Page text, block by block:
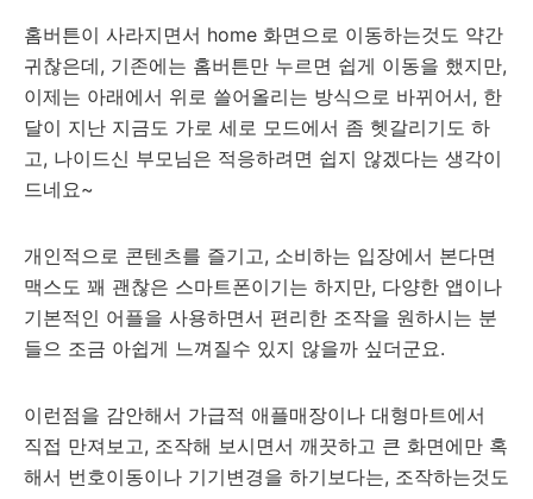
홈버튼이 사라지면서 home 화면으로 이동하는것도 약간
귀찮은데, 기존에는 홈버튼만 누르면 쉽게 이동을 했지만,
이제는 아래에서 위로 쓸어올리는 방식으로 바뀌어서, 한
달이 지난 지금도 가로 세로 모드에서 좀 헷갈리기도 하
고, 나이드신 부모님은 적응하려면 쉽지 않겠다는 생각이
드네요~
개인적으로 콘텐츠를 즐기고, 소비하는 입장에서 본다면
맥스도 꽤 괜찮은 스마트폰이기는 하지만, 다양한 앱이나
기본적인 어플을 사용하면서 편리한 조작을 원하시는 분
들으 조금 아쉽게 느껴질수 있지 않을까 싶더군요.
이런점을 감안해서 가급적 애플매장이나 대형마트에서
직접 만져보고, 조작해 보시면서 깨끗하고 큰 화면에만 혹
해서 번호이동이나 기기변경을 하기보다는, 조작하는것도